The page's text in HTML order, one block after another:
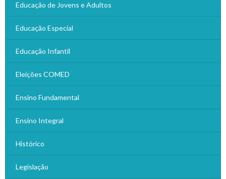
Educação de Jovens e Adultos
Educação Especial
Educação Infantil
Eleições COMED
Ensino Fundamental
Ensino Integral
Histórico
Legislação